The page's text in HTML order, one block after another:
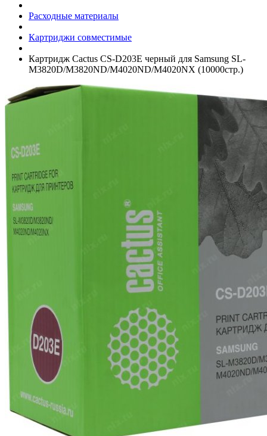
Расходные материалы
Картриджи совместимые
Картридж Cactus CS-D203E черный для Samsung SL-
M3820D/­M3820ND/­M4020ND/­M4020NX (10000стр.)